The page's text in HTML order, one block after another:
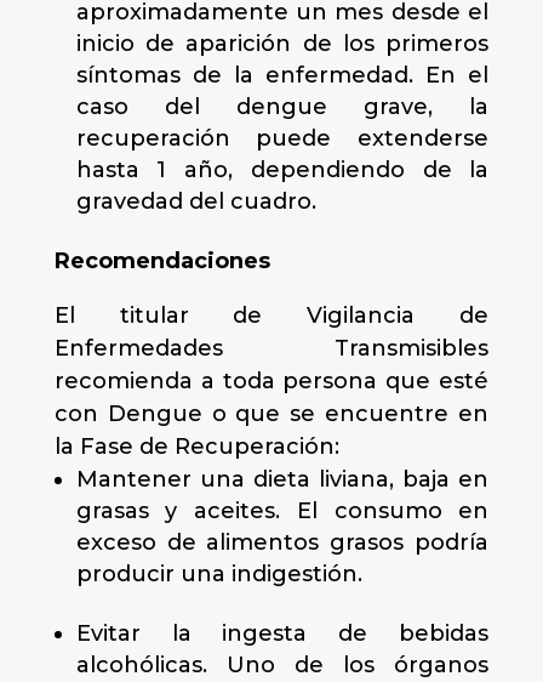
aproximadamente un mes desde el
inicio de aparición de los primeros
síntomas de la enfermedad. En el
caso del dengue grave, la
recuperación puede extenderse
hasta 1 año, dependiendo de la
gravedad del cuadro.
Recomendaciones
El titular de Vigilancia de
Enfermedades Transmisibles
recomienda a toda persona que esté
con Dengue o que se encuentre en
la Fase de Recuperación:
Mantener una dieta liviana, baja en
grasas y aceites. El consumo en
exceso de alimentos grasos podría
producir una indigestión.
Evitar la ingesta de bebidas
alcohólicas. Uno de los órganos